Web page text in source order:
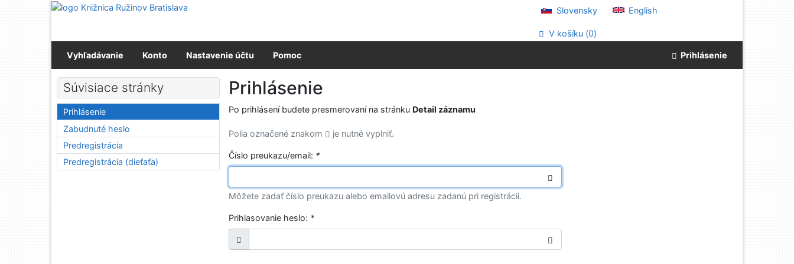
Prejsť na obsah
Slovensky English
V košíku (0)
Vyhľadávanie Konto Nastavenie účtu Pomoc Prihlásenie
Prihlásenie
Po prihlásení budete presmerovaní na stránku Detail záznamu
Polia označené znakom je nutné vyplniť.
Číslo preukazu/email: *
Môžete zadať číslo preukazu alebo emailovú adresu zadanú pri registrácii.
Prihlasovanie heslo: *
Súvisiace stránky
Prihlásenie
Zabudnuté heslo
Predregistrácia
Predregistrácia (dieťaťa)